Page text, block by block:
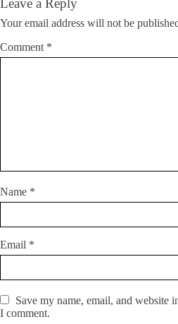
Leave a Reply
Your email address will not be
Comment *
Name *
Email *
Save my name, email, and website
I comment.